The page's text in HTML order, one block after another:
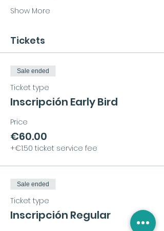
Show More
Tickets
Sale ended
Ticket type
Inscripción Early Bird
Price
€60.00
+€1.50 ticket service fee
Sale ended
Ticket type
Inscripción Regular